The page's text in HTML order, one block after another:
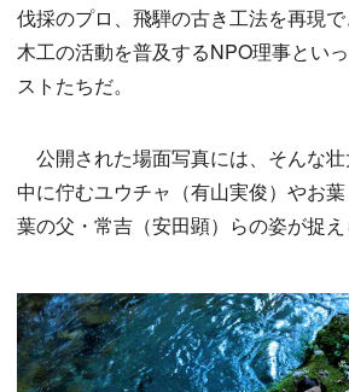
伐採のプロ、飛騨の古き工法を再現
木工の活動を普及するNPO理事とい
ストたちだ。
公開された場面写真には、そんな
中に佇むユウチャ（有山実俊）やお
葉の父・常吉（安田顕）らの姿が捉え